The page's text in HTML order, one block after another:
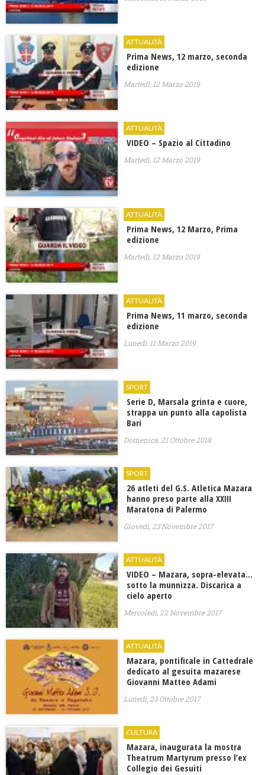
ATTUALITÀ
Prima News, 12 marzo, seconda
edizione
Martedì, 12 Marzo 2019
ATTUALITÀ
VIDEO – Spazio al Cittadino
Martedì, 12 Marzo 2019
ATTUALITÀ
Prima News, 12 Marzo, Prima
edizione
Martedì, 12 Marzo 2019
ATTUALITÀ
Prima News, 11 marzo, seconda
edizione
Lunedì, 11 Marzo 2019
SPORT
Serie D, Marsala grinta e cuore,
strappa un punto alla capolista
Bari
Domenica, 21 Ottobre 2018
SPORT
26 atleti del G.S. Atletica Mazara
hanno preso parte alla XXIII
Maratona di Palermo
Giovedì, 23 Novembre 2017
ATTUALITÀ
VIDEO – Mazara, sopra-elevata…
sotto la munnizza. Discarica a
cielo aperto
Mercoledì, 22 Novembre 2017
ATTUALITÀ
Mazara, pontificale in Cattedrale
dedicato al gesuita mazarese
Giovanni Matteo Adami
Lunedì, 23 Ottobre 2017
CULTURA
Mazara, inaugurata la mostra
Theatrum Martyrum presso l’ex
Collegio dei Gesuiti